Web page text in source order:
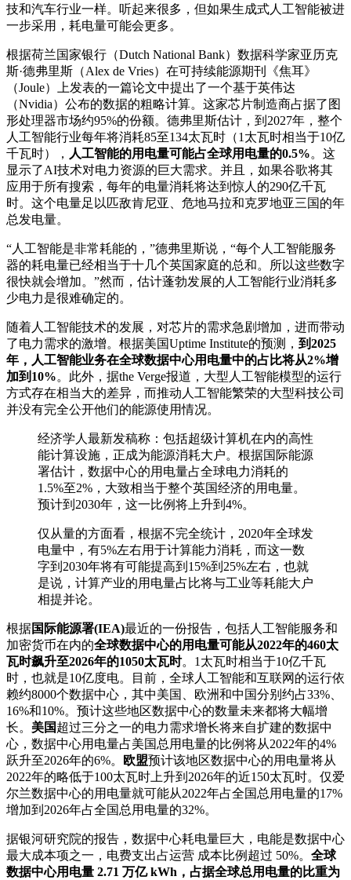
技和汽车行业一样。听起来很多，但如果生成式人工智能被进
一步采用，耗电量可能会更多。
根据荷兰国家银行（Dutch National Bank）数据科学家亚历克
斯·德弗里斯（Alex de Vries）在可持续能源期刊《焦耳》
（Joule）上发表的一篇论文中提出了一个基于英伟达
（Nvidia）公布的数据的粗略计算。这家芯片制造商占据了图
形处理器市场约95%的份额。德弗里斯估计，到2027年，整个
人工智能行业每年将消耗85至134太瓦时（1太瓦时相当于10亿
千瓦时）， 人工智能的用电量可能占全球用电量的0.5%。这
显示了AI技术对电力资源的巨大需求。并且，如果谷歌将其
应用于所有搜索，每年的电量消耗将达到惊人的290亿千瓦
时。这个电量足以匹敌肯尼亚、危地马拉和克罗地亚三国的年
总发电量。
“人工智能是非常耗能的，”德弗里斯说，“每个人工智能服务
器的耗电量已经相当于十几个英国家庭的总和。所以这些数字
很快就会增加。”然而，估计蓬勃发展的人工智能行业消耗多
少电力是很难确定的。
随着人工智能技术的发展，对芯片的需求急剧增加，进而带动
了电力需求的激增。根据美国Uptime Institute的预测， 到2025
年，人工智能业务在全球数据中心用电量中的占比将从2%增
加到10%。此外，据the Verge报道，大型人工智能模型的运行
方式存在相当大的差异，而推动人工智能繁荣的大型科技公司
并没有完全公开他们的能源使用情况。
经济学人最新发稿称：包括超级计算机在内的高性
能计算设施，正成为能源消耗大户。根据国际能源
署估计，数据中心的用电量占全球电力消耗的
1.5%至2%，大致相当于整个英国经济的用电量。
预计到2030年，这一比例将上升到4%。
仅从量的方面看，根据不完全统计，2020年全球发
电量中，有5%左右用于计算能力消耗，而这一数
字到2030年将有可能提高到15%到25%左右，也就
是说，计算产业的用电量占比将与工业等耗能大户
相提并论。
根据国际能源署(IEA)最近的一份报告，包括人工智能服务和
加密货币在内的全球数据中心的用电量可能从2022年的460太
瓦时飙升至2026年的1050太瓦时。1太瓦时相当于10亿千瓦
时，也就是10亿度电。目前，全球人工智能和互联网的运行依
赖约8000个数据中心，其中美国、欧洲和中国分别约占33%、
16%和10%。预计这些地区数据中心的数量未来都将大幅增
长。 美国超过三分之一的电力需求增长将来自扩建的数据中
心，数据中心用电量占美国总用电量的比例将从2022年的4%
跃升至2026年的6%。
欧盟预计该地区数据中心的用电量将从
2022年的略低于100太瓦时上升到2026年的近150太瓦时。仅爱
尔兰数据中心的用电量就可能从2022年占全国总用电量的17%
增加到2026年占全国总用电量的32%。
据银河研究院的报告，数据中心耗电量巨大，电能是数据中心
最大成本项之一，电费支出占运营 成本比例超过 50%。 全球
数据中心用电量 2.71 万亿 kWh，占据全球总用电量的比重为